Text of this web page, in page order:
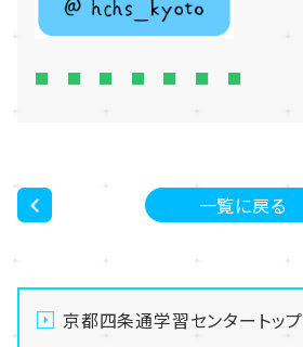
■ ■ ■ ■ ■ ■ ■
一覧に戻る
京都四条通学習センタートップ